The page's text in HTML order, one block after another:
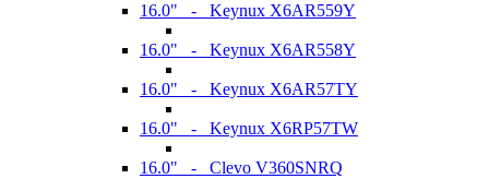
16.0" - Keynux X6AR559Y
16.0" - Keynux X6AR558Y
16.0" - Keynux X6AR57TY
16.0" - Keynux X6RP57TW
16.0" - Clevo V360SNRQ